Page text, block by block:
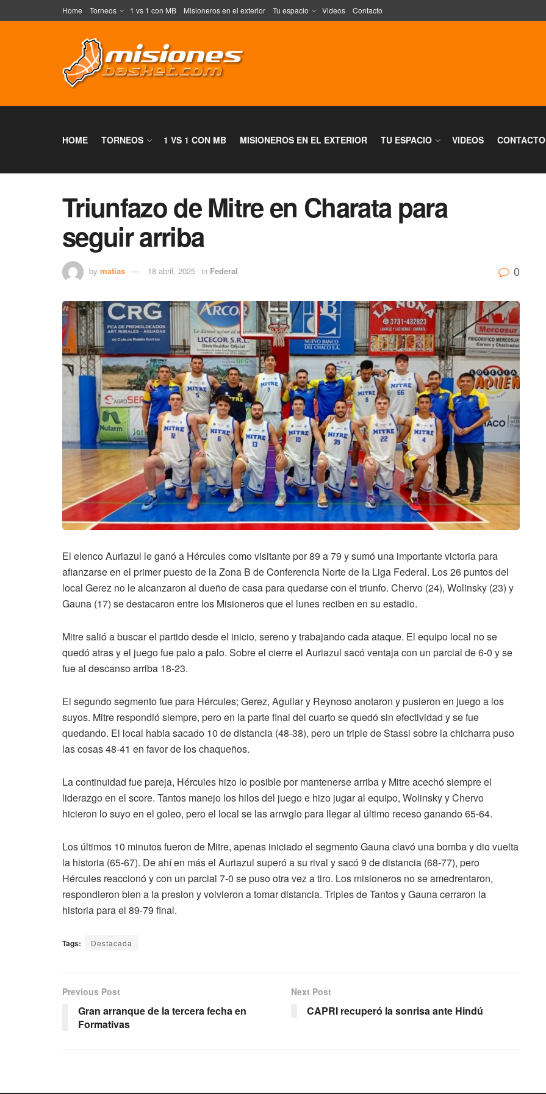
Home Torneos 1 vs 1 con MB Misioneros en el exterior Tu espacio Videos Contacto
HOME TORNEOS 1 VS 1 CON MB MISIONEROS EN EL EXTERIOR TU ESPACIO VIDEOS CONTACTO
Triunfazo de Mitre en Charata para
seguir arriba
by matias 18 abril, 2025 in Federal 0
El elenco Auriazul le ganó a Hércules como visitante por 89 a 79 y sumó una importante victoria para
afianzarse en el primer puesto de la Zona B de Conferencia Norte de la Liga Federal. Los 26 puntos del
local Gerez no le alcanzaron al dueño de casa para quedarse con el triunfo. Chervo (24), Wolinsky (23) y
Gauna (17) se destacaron entre los Misioneros que el lunes reciben en su estadio.
Mitre salió a buscar el partido desde el inicio, sereno y trabajando cada ataque. El equipo local no se
quedó atras y el juego fue palo a palo. Sobre el cierre el Auriazul sacó ventaja con un parcial de 6-0 y se
fue al descanso arriba 18-23.
El segundo segmento fue para Hércules; Gerez, Aguilar y Reynoso anotaron y pusieron en juego a los
suyos. Mitre respondió siempre, pero en la parte final del cuarto se quedó sin efectividad y se fue
quedando. El local habia sacado 10 de distancia (48-38), pero un triple de Stassi sobre la chicharra puso
las cosas 48-41 en favor de los chaqueños.
La continuidad fue pareja, Hércules hizo lo posible por mantenerse arriba y Mitre acechó siempre el
liderazgo en el score. Tantos manejo los hilos del juego e hizo jugar al equipo, Wolinsky y Chervo
hicieron lo suyo en el goleo, pero el local se las arrwglo para llegar al último receso ganando 65-64.
Los últimos 10 minutos fueron de Mitre, apenas iniciado el segmento Gauna clavó una bomba y dio vuelta
la historia (65-67). De ahí en más el Auriazul superó a su rival y sacó 9 de distancia (68-77), pero
Hércules reaccionó y con un parcial 7-0 se puso otra vez a tiro. Los misioneros no se amedrentaron,
respondieron bien a la presion y volvieron a tomar distancia. Triples de Tantos y Gauna cerraron la
historia para el 89-79 final.
Tags: Destacada
Previous Post
Gran arranque de la tercera fecha en
Formativas
Next Post
CAPRI recuperó la sonrisa ante Hindú